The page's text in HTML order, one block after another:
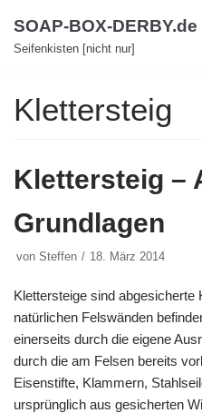
Zum
Inhalt
SOAP-BOX-DERBY.de
Seifenkisten [nicht nur]
Klettersteig
Klettersteig –
Grundlagen
von Steffen 18. März 2014
Klettersteige sind
natürlichen Felswänden
einerseits durch die eigene
durch die am Felsen bereits
Eisenstifte, Klammern,
ursprünglich aus gesicherten